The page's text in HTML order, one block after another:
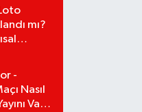
mı?
-
Nasıl
Var